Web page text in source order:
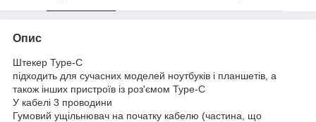
Опис
Штекер Type-C
підходить для сучасних моделей ноутбуків і планшетів, а
також інших пристроїв із роз'ємом Type-C
У кабелі 3 проводини
Гумовий ущільнювач на початку кабелю (частина, що